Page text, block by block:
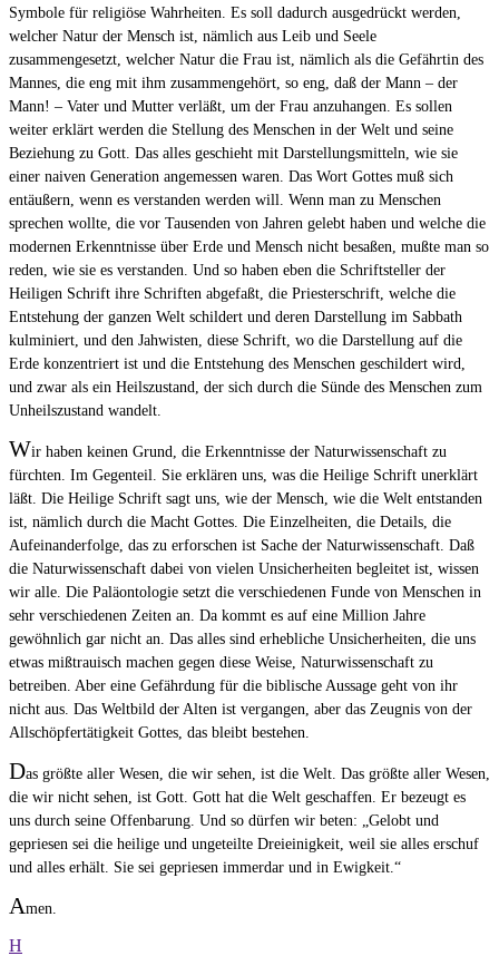
Symbole für religiöse Wahrheiten. Es soll dadurch ausgedrückt werden,
welcher Natur der Mensch ist, nämlich aus Leib und Seele
zusammengesetzt, welcher Natur die Frau ist, nämlich als die Gefährtin des
Mannes, die eng mit ihm zusammengehört, so eng, daß der Mann – der
Mann! – Vater und Mutter verläßt, um der Frau anzuhangen. Es sollen
weiter erklärt werden die Stellung des Menschen in der Welt und seine
Beziehung zu Gott. Das alles geschieht mit Darstellungsmitteln, wie sie
einer naiven Generation angemessen waren. Das Wort Gottes muß sich
entäußern, wenn es verstanden werden will. Wenn man zu Menschen
sprechen wollte, die vor Tausenden von Jahren gelebt haben und welche die
modernen Erkenntnisse über Erde und Mensch nicht besaßen, mußte man so
reden, wie sie es verstanden. Und so haben eben die Schriftsteller der
Heiligen Schrift ihre Schriften abgefaßt, die Priesterschrift, welche die
Entstehung der ganzen Welt schildert und deren Darstellung im Sabbath
kulminiert, und den Jahwisten, diese Schrift, wo die Darstellung auf die
Erde konzentriert ist und die Entstehung des Menschen geschildert wird,
und zwar als ein Heilszustand, der sich durch die Sünde des Menschen zum
Unheilszustand wandelt.
Wir haben keinen Grund, die Erkenntnisse der Naturwissenschaft zu
fürchten. Im Gegenteil. Sie erklären uns, was die Heilige Schrift unerklärt
läßt. Die Heilige Schrift sagt uns, wie der Mensch, wie die Welt entstanden
ist, nämlich durch die Macht Gottes. Die Einzelheiten, die Details, die
Aufeinanderfolge, das zu erforschen ist Sache der Naturwissenschaft. Daß
die Naturwissenschaft dabei von vielen Unsicherheiten begleitet ist, wissen
wir alle. Die Paläontologie setzt die verschiedenen Funde von Menschen in
sehr verschiedenen Zeiten an. Da kommt es auf eine Million Jahre
gewöhnlich gar nicht an. Das alles sind erhebliche Unsicherheiten, die uns
etwas mißtrauisch machen gegen diese Weise, Naturwissenschaft zu
betreiben. Aber eine Gefährdung für die biblische Aussage geht von ihr
nicht aus. Das Weltbild der Alten ist vergangen, aber das Zeugnis von der
Allschöpfertätigkeit Gottes, das bleibt bestehen.
Das größte aller Wesen, die wir sehen, ist die Welt. Das größte aller Wesen,
die wir nicht sehen, ist Gott. Gott hat die Welt geschaffen. Er bezeugt es
uns durch seine Offenbarung. Und so dürfen wir beten: „Gelobt und
gepriesen sei die heilige und ungeteilte Dreieinigkeit, weil sie alles erschuf
und alles erhält. Sie sei gepriesen immerdar und in Ewigkeit.“
Amen.
H